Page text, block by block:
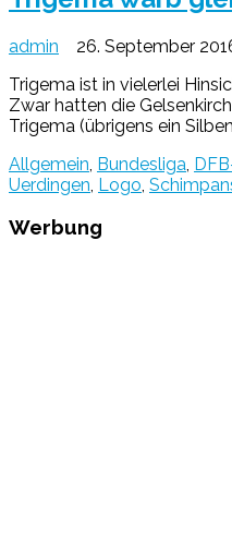
admin 26. September
Trigema ist in vielerlei
Zwar hatten die
Trigema (übrigens ein
Allgemein Bundesliga
Uerdingen Logo
Werbung